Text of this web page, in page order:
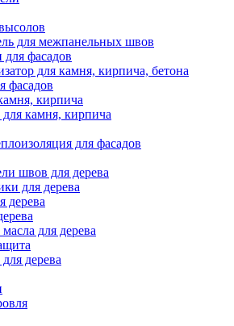
для межпанельных швов
для фасадов
для камня, кирпича, бетона
фасадов
кирпича
камня, кирпича
для фасадов
швов для дерева
для дерева
дерева
для дерева
дерева